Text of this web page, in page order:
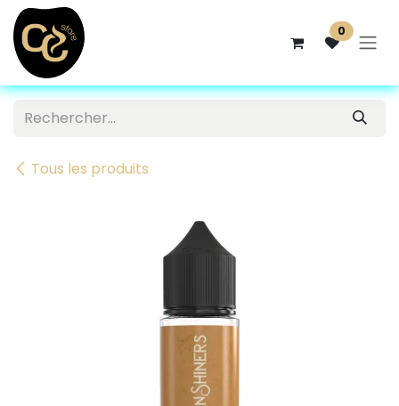
Se rendre au contenu
0
Tous les produits